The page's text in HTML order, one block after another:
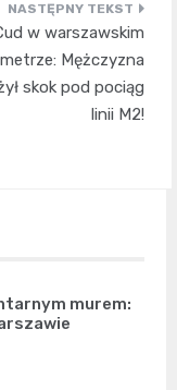
w warszawskim
metrze: Mężczyzna
skok pod pociąg
linii M2!
murem: